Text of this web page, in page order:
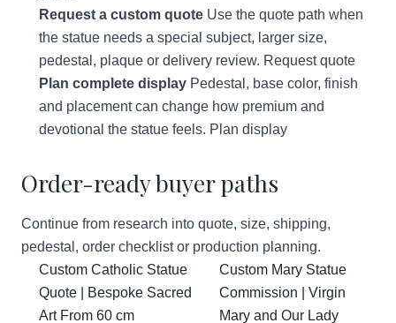
Request a custom quote Use the quote path when
the statue needs a special subject, larger size,
pedestal, plaque or delivery review. Request quote
Plan complete display Pedestal, base color, finish
and placement can change how premium and
devotional the statue feels. Plan display
Order-ready buyer paths
Continue from research into quote, size, shipping,
pedestal, order checklist or production planning.
Custom Catholic Statue
Quote | Bespoke Sacred
Art From 60 cm
Custom Mary Statue
Commission | Virgin
Mary and Our Lady